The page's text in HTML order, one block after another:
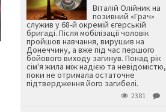
Віталій Олійник на
позивний «Грач»
служив у 68-й окремій єгерській
бригаді. Після мобілізації чоловік
пройшов навчання, вирушив на
Донеччину, а вже під час першого
бойового виходу загинув. Понад рік
сім'я жила між надією та невідомістю,
поки не отримала остаточне
підтвердження його загибелі.
2381